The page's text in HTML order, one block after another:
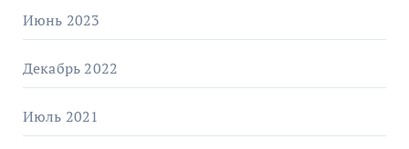
Июнь 2023
Декабрь 2022
Июль 2021